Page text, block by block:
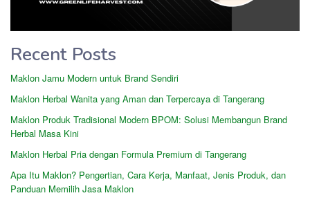
Recent Posts
Maklon Jamu Modern untuk Brand Sendiri
Maklon Herbal Wanita yang Aman dan Terpercaya di Tangerang
Maklon Produk Tradisional Modern BPOM: Solusi Membangun Brand
Herbal Masa Kini
Maklon Herbal Pria dengan Formula Premium di Tangerang
Apa Itu Maklon? Pengertian, Cara Kerja, Manfaat, Jenis Produk, dan
Panduan Memilih Jasa Maklon